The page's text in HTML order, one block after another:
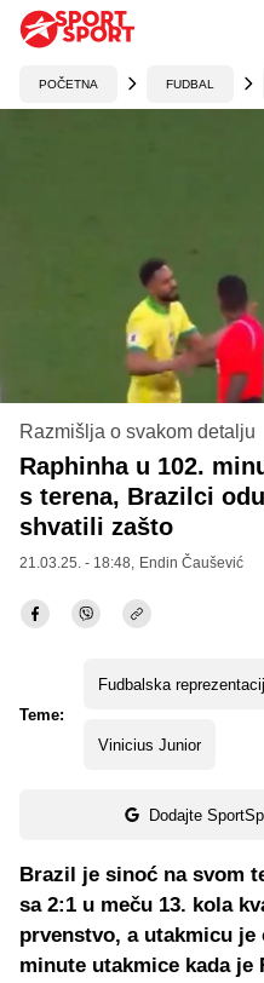
POČETNA FUDBAL
Razmišlja o svakom detalju
Raphinha u 102.
s terena, Brazilci
shvatili zašto
21.03.25. - 18:48, Endin Čaušević
Teme:
Fudbalska
Vinicius Junior
Dodajte
Brazil je sinoć na svom
sa 2:1 u meču 13. kola
prvenstvo, a utakmicu
minute utakmice kada je